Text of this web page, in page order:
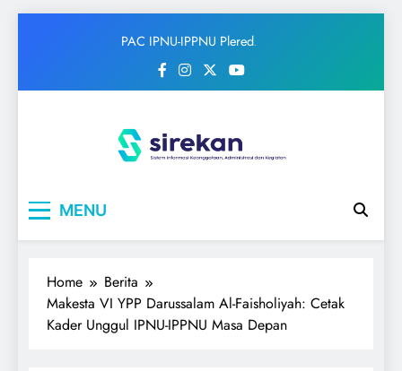
PAC IPNU-IPPNU Plered
Bersama Sambut Maulid
MENU
Home
Berita
Makesta VI YPP Darussalam Al-Faisholiyah: Cetak
Kader Unggul IPNU-IPPNU Masa Depan